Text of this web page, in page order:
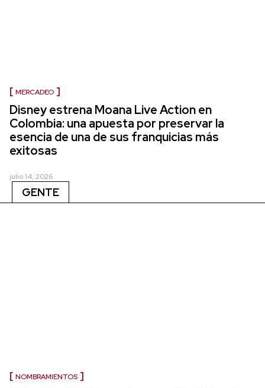
MERCADEO
Disney estrena Moana Live Action en
Colombia: una apuesta por preservar la
esencia de una de sus franquicias más
exitosas
julio 14, 2026
GENTE
NOMBRAMIENTOS